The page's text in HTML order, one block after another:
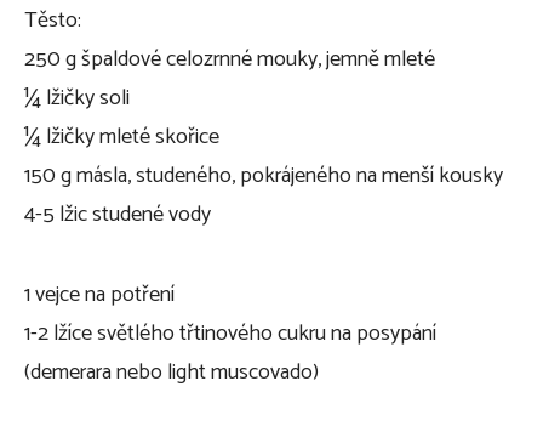
Těsto:
250 g špaldové celozrnné mouky, jemně mleté
¼ lžičky soli
¼ lžičky mleté skořice
150 g másla, studeného, pokrájeného na menší kousky
4-5 lžic studené vody
1 vejce na potření
1-2 lžíce světlého třtinového cukru na posypání
(demerara nebo light muscovado)